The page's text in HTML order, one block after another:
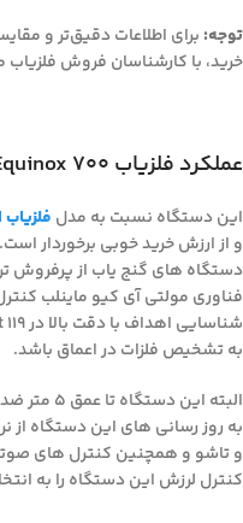
توجه: برای اطلاعات دقیق‌تر و
خرید، با کارشناسان فروش
عملکرد فلزیاب Equinox 700
این دستگاه نسبت به مدل فلزیاب
دستگاه های گنج یاب از پرفروش
فناوری مولتی آی کیو ماینلب
به تشخیص فلزات در اعماق باشد.
کنترل لرزش این دستگاه را به